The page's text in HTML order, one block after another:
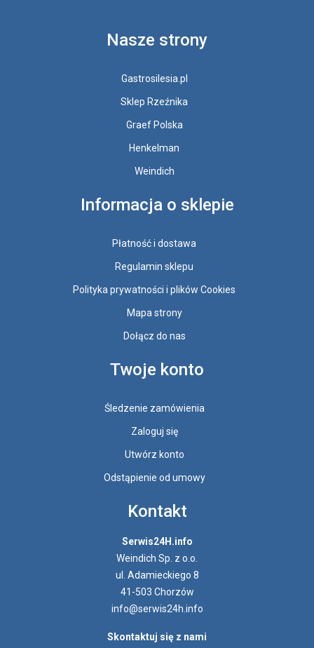
Nasze strony
Gastrosilesia.pl
Sklep Rzeźnika
Graef Polska
Henkelman
Weindich
Informacja o sklepie
Płatność i dostawa
Regulamin sklepu
Polityka prywatności i plików Cookies
Mapa strony
Dołącz do nas
Twoje konto
Śledzenie zamówienia
Zaloguj się
Utwórz konto
Odstąpienie od umowy
Kontakt
Serwis24H.info
Weindich Sp. z o.o.
ul. Adamieckiego 8
41-503 Chorzów
info@serwis24h.info
Skontaktuj się z nami